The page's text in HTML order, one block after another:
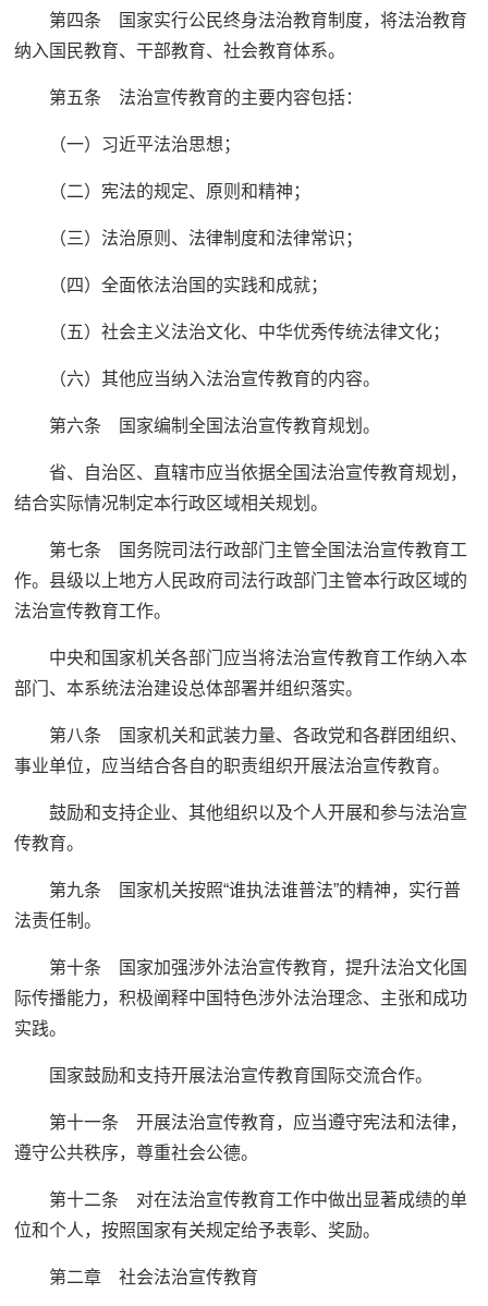
第四条 国家实行公民终身法治教育制度，将法治教育
纳入国民教育、干部教育、社会教育体系。
第五条 法治宣传教育的主要内容包括：
（一）习近平法治思想；
（二）宪法的规定、原则和精神；
（三）法治原则、法律制度和法律常识；
（四）全面依法治国的实践和成就；
（五）社会主义法治文化、中华优秀传统法律文化；
（六）其他应当纳入法治宣传教育的内容。
第六条 国家编制全国法治宣传教育规划。
省、自治区、直辖市应当依据全国法治宣传教育规划，
结合实际情况制定本行政区域相关规划。
第七条 国务院司法行政部门主管全国法治宣传教育工
作。县级以上地方人民政府司法行政部门主管本行政区域的
法治宣传教育工作。
中央和国家机关各部门应当将法治宣传教育工作纳入本
部门、本系统法治建设总体部署并组织落实。
第八条 国家机关和武装力量、各政党和各群团组织、
事业单位，应当结合各自的职责组织开展法治宣传教育。
鼓励和支持企业、其他组织以及个人开展和参与法治宣
传教育。
第九条 国家机关按照“谁执法谁普法”的精神，实行普
法责任制。
第十条 国家加强涉外法治宣传教育，提升法治文化国
际传播能力，积极阐释中国特色涉外法治理念、主张和成功
实践。
国家鼓励和支持开展法治宣传教育国际交流合作。
第十一条 开展法治宣传教育，应当遵守宪法和法律，
遵守公共秩序，尊重社会公德。
第十二条 对在法治宣传教育工作中做出显著成绩的单
位和个人，按照国家有关规定给予表彰、奖励。
第二章 社会法治宣传教育